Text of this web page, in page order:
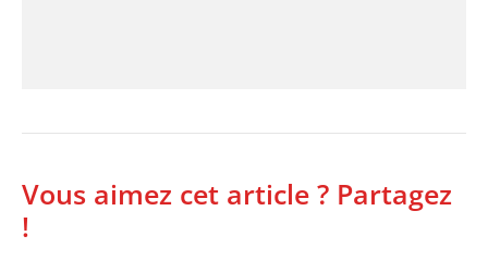
Vous aimez cet article ? Partagez
!